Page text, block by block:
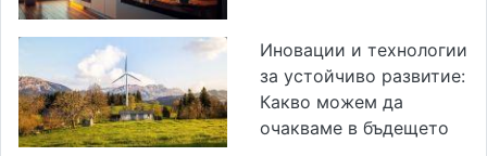
Иновации и технологии
за устойчиво развитие:
Какво можем да
очакваме в бъдещето